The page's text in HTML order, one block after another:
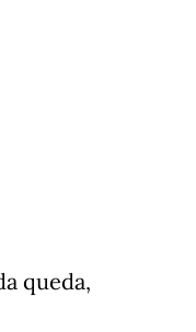
queda,